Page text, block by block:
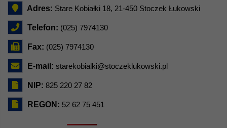
Adres: Stare Kobiałki 18, 21-450 Stoczek Łukowski
Telefon: (025) 7974130
Fax: (025) 7974130
E-mail: starekobialki@stoczeklukowski.pl
NIP: 825 220 27 82
REGON: 52 62 75 451